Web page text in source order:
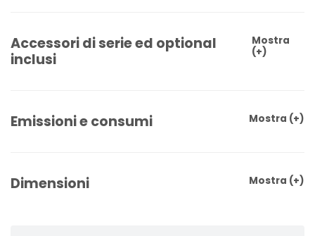
Accessori di serie ed optional
inclusi
Mostra
(+)
Emissioni e consumi Mostra (+)
Dimensioni Mostra (+)